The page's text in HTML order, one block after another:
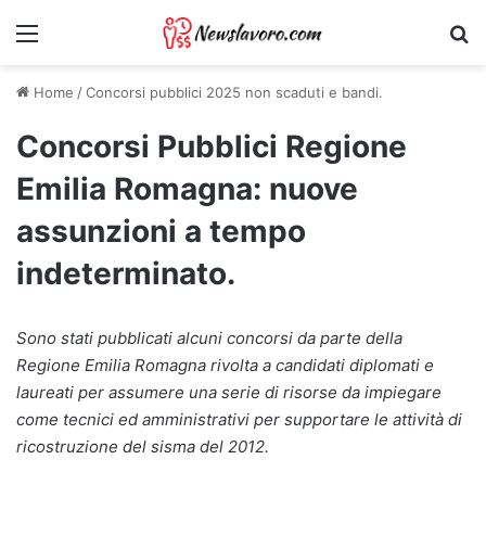
Menu
Home /Concorsi pubblici 2025 non scaduti e bandi.
Concorsi Pubblici Regione
Emilia Romagna: nuove
assunzioni a tempo
indeterminato.
Sono stati pubblicati alcuni concorsi da parte della
Regione Emilia Romagna rivolta a candidati diplomati e
laureati per assumere una serie di risorse da impiegare
come tecnici ed amministrativi per supportare le attività di
ricostruzione del sisma del 2012.